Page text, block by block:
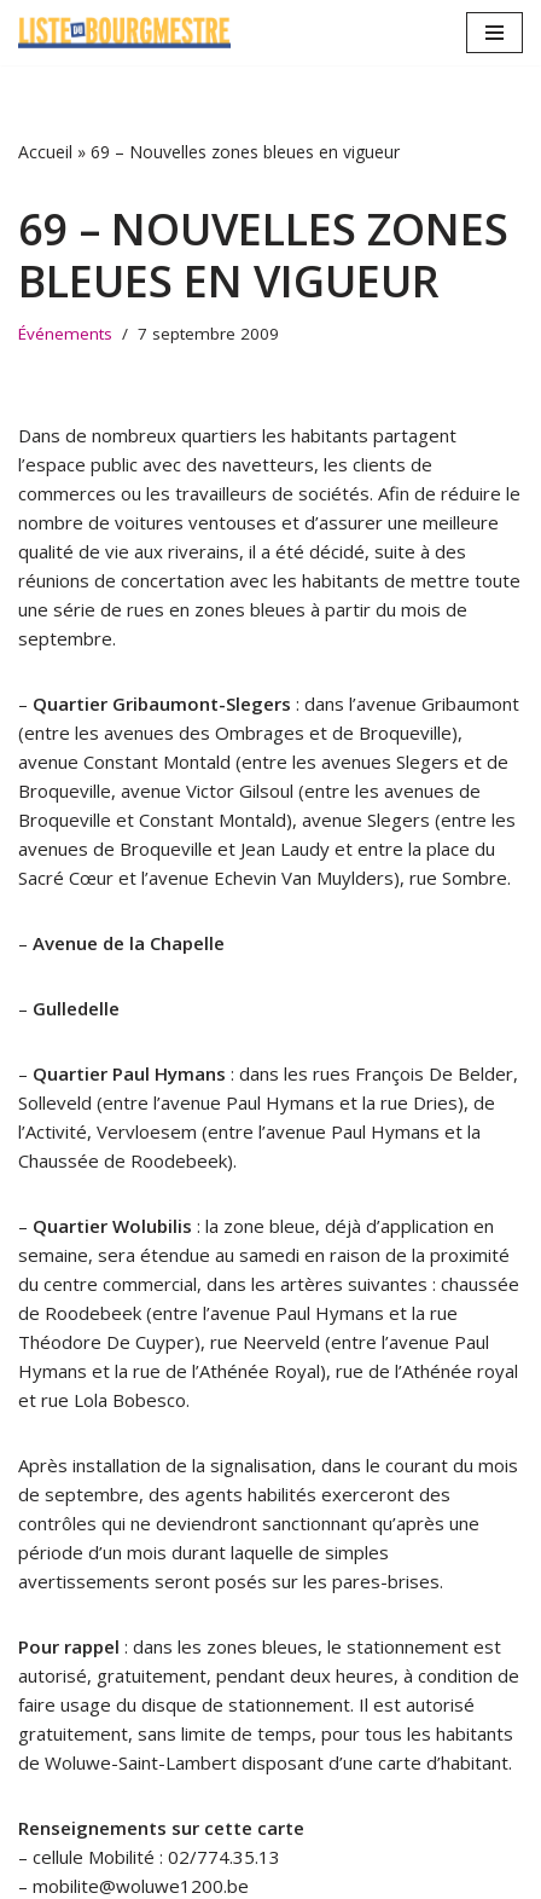
Accueil » 69 – Nouvelles zones bleues en vigueur
69 – NOUVELLES ZONES
BLEUES EN VIGUEUR
Événements 7 septembre 2009
Dans de nombreux quartiers les habitants partagent
l’espace public avec des navetteurs, les clients de
commerces ou les travailleurs de sociétés. Afin de réduire le
nombre de voitures ventouses et d’assurer une meilleure
qualité de vie aux riverains, il a été décidé, suite à des
réunions de concertation avec les habitants de mettre toute
une série de rues en zones bleues à partir du mois de
septembre.
– Quartier Gribaumont-Slegers : dans l’avenue Gribaumont
(entre les avenues des Ombrages et de Broqueville),
avenue Constant Montald (entre les avenues Slegers et de
Broqueville, avenue Victor Gilsoul (entre les avenues de
Broqueville et Constant Montald), avenue Slegers (entre les
avenues de Broqueville et Jean Laudy et entre la place du
Sacré Cœur et l’avenue Echevin Van Muylders), rue Sombre.
– Avenue de la Chapelle
– Gulledelle
– Quartier Paul Hymans : dans les rues François De Belder,
Solleveld (entre l’avenue Paul Hymans et la rue Dries), de
l’Activité, Vervloesem (entre l’avenue Paul Hymans et la
Chaussée de Roodebeek).
– Quartier Wolubilis : la zone bleue, déjà d’application en
semaine, sera étendue au samedi en raison de la proximité
du centre commercial, dans les artères suivantes : chaussée
de Roodebeek (entre l’avenue Paul Hymans et la rue
Théodore De Cuyper), rue Neerveld (entre l’avenue Paul
Hymans et la rue de l’Athénée Royal), rue de l’Athénée royal
et rue Lola Bobesco.
Après installation de la signalisation, dans le courant du mois
de septembre, des agents habilités exerceront des
contrôles qui ne deviendront sanctionnant qu’après une
période d’un mois durant laquelle de simples
avertissements seront posés sur les pares-brises.
Pour rappel : dans les zones bleues, le stationnement est
autorisé, gratuitement, pendant deux heures, à condition de
faire usage du disque de stationnement. Il est autorisé
gratuitement, sans limite de temps, pour tous les habitants
de Woluwe-Saint-Lambert disposant d’une carte d’habitant.
Renseignements sur cette carte
– cellule Mobilité : 02/774.35.13
– mobilite@woluwe1200.be